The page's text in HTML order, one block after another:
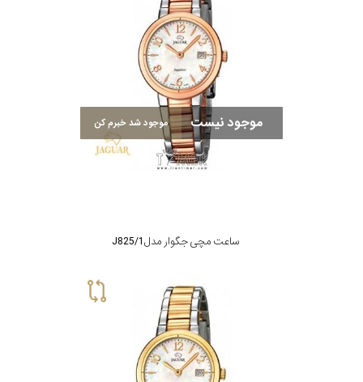
موجود نیست موجود شد خبرم کن
ساعت مچی جگوار مدل J825/1